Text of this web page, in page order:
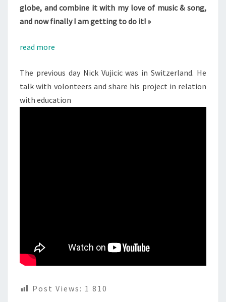
globe, and combine it with my love of music & song,
and now finally I am getting to do it! »
read more
The previous day Nick Vujicic was in Switzerland. He
talk with volonteers and share his project in relation
with education
Post Views: 1 810